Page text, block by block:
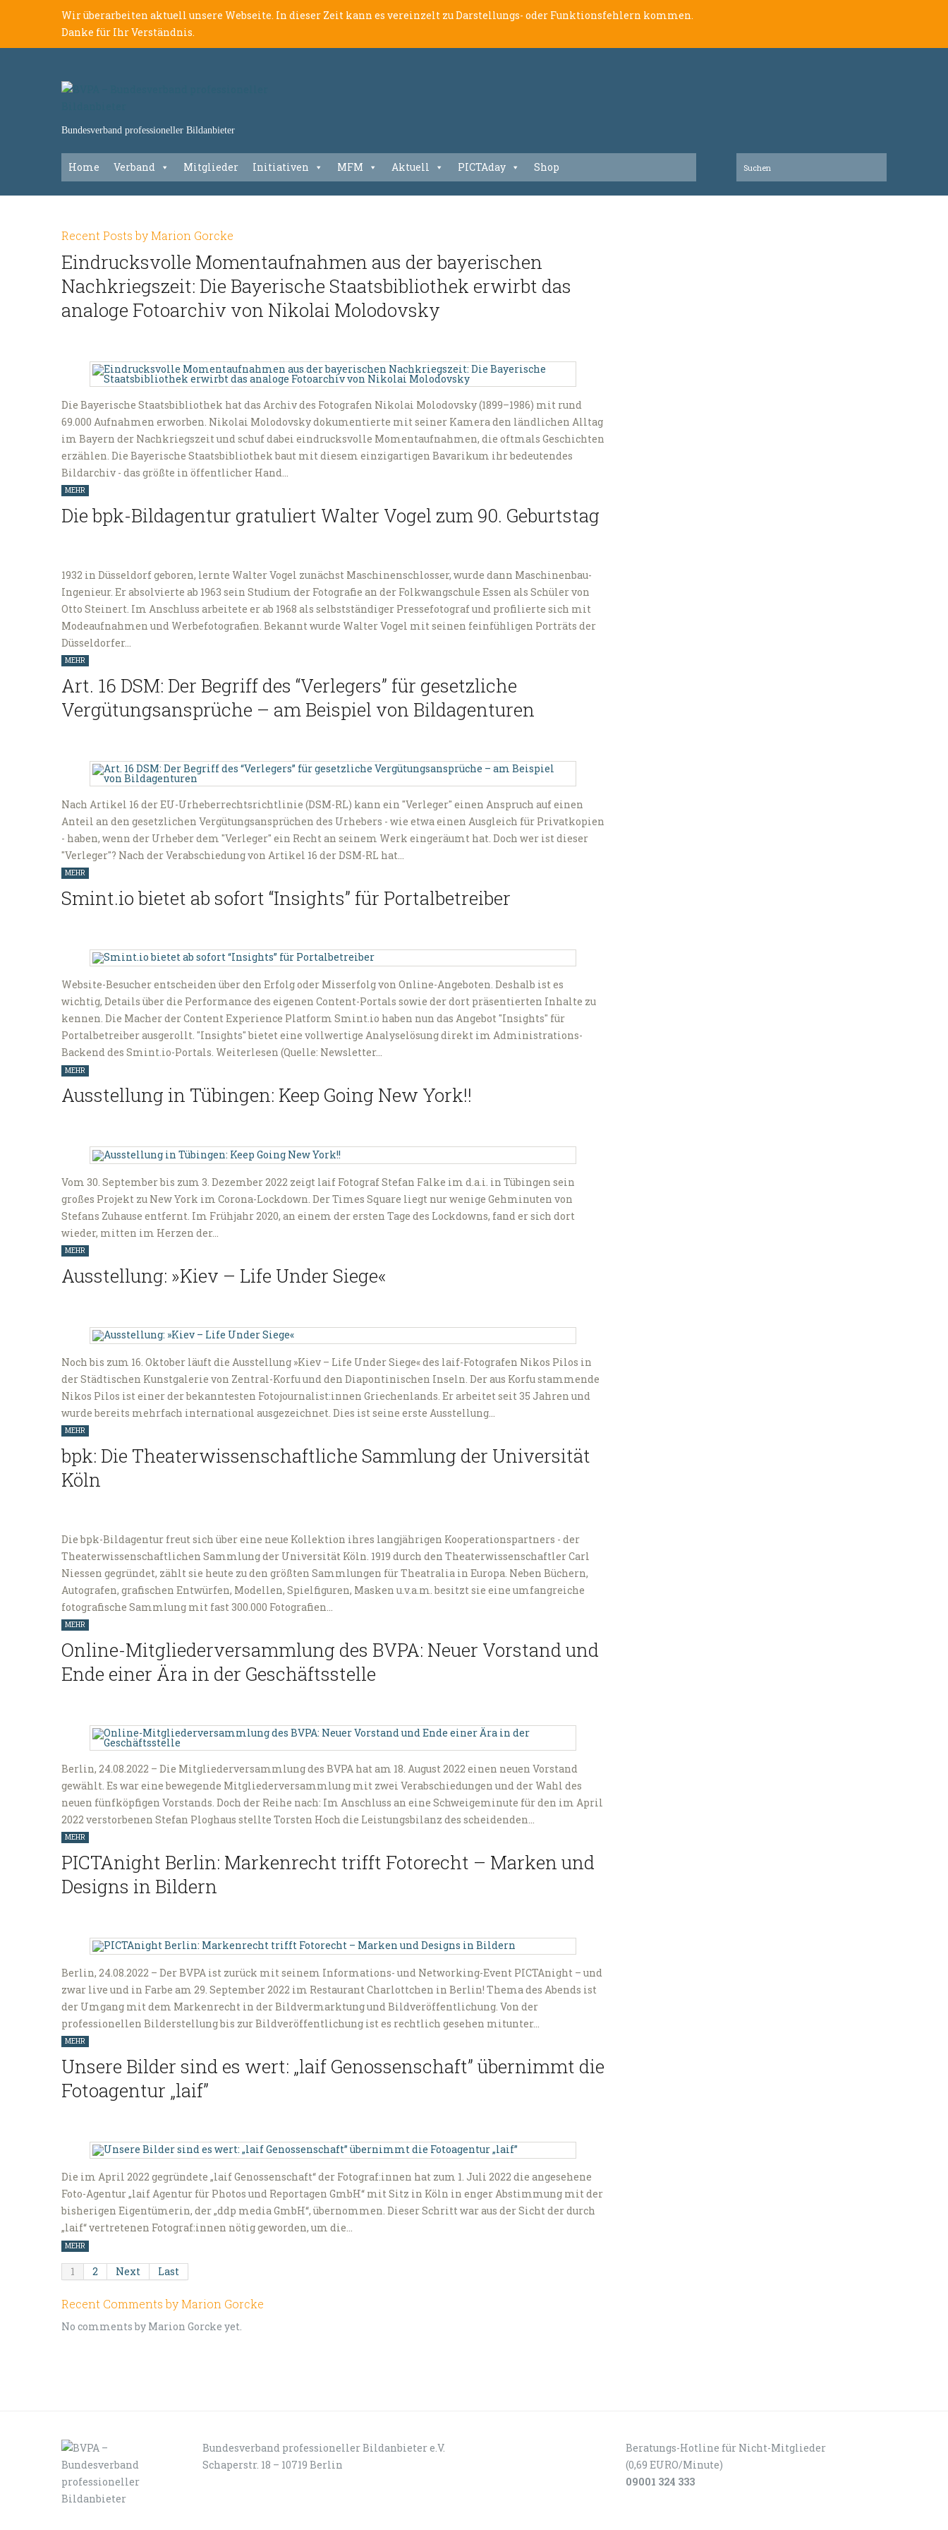
Wir überarbeiten aktuell unsere Webseite. In dieser Zeit kann es vereinzelt zu Darstellungs- oder Funktionsfehlern kommen.
Danke für Ihr Verständnis.
Bundesverband professioneller Bildanbieter
Home Verband Mitglieder Initiativen MFM Aktuell PICTAday Shop
Recent Posts by Marion Gorcke
Eindrucksvolle Momentaufnahmen aus der bayerischen
Nachkriegszeit: Die Bayerische Staatsbibliothek erwirbt das
analoge Fotoarchiv von Nikolai Molodovsky
Die Bayerische Staatsbibliothek hat das Archiv des Fotografen Nikolai Molodovsky (1899–1986) mit rund
69.000 Aufnahmen erworben. Nikolai Molodovsky dokumentierte mit seiner Kamera den ländlichen Alltag
im Bayern der Nachkriegszeit und schuf dabei eindrucksvolle Momentaufnahmen, die oftmals Geschichten
erzählen. Die Bayerische Staatsbibliothek baut mit diesem einzigartigen Bavarikum ihr bedeutendes
Bildarchiv - das größte in öffentlicher Hand…
MEHR
Die bpk-Bildagentur gratuliert Walter Vogel zum 90. Geburtstag
1932 in Düsseldorf geboren, lernte Walter Vogel zunächst Maschinenschlosser, wurde dann Maschinenbau-
Ingenieur. Er absolvierte ab 1963 sein Studium der Fotografie an der Folkwangschule Essen als Schüler von
Otto Steinert. Im Anschluss arbeitete er ab 1968 als selbstständiger Pressefotograf und profilierte sich mit
Modeaufnahmen und Werbefotografien. Bekannt wurde Walter Vogel mit seinen feinfühligen Porträts der
Düsseldorfer…
MEHR
Art. 16 DSM: Der Begriff des “Verlegers” für gesetzliche
Vergütungsansprüche – am Beispiel von Bildagenturen
Nach Artikel 16 der EU-Urheberrechtsrichtlinie (DSM-RL) kann ein "Verleger" einen Anspruch auf einen
Anteil an den gesetzlichen Vergütungsansprüchen des Urhebers - wie etwa einen Ausgleich für Privatkopien
- haben, wenn der Urheber dem "Verleger" ein Recht an seinem Werk eingeräumt hat. Doch wer ist dieser
"Verleger"? Nach der Verabschiedung von Artikel 16 der DSM-RL hat…
MEHR
Smint.io bietet ab sofort “Insights” für Portalbetreiber
Website-Besucher entscheiden über den Erfolg oder Misserfolg von Online-Angeboten. Deshalb ist es
wichtig, Details über die Performance des eigenen Content-Portals sowie der dort präsentierten Inhalte zu
kennen. Die Macher der Content Experience Platform Smint.io haben nun das Angebot "Insights" für
Portalbetreiber ausgerollt. "Insights" bietet eine vollwertige Analyselösung direkt im Administrations-
Backend des Smint.io-Portals. Weiterlesen (Quelle: Newsletter…
MEHR
Ausstellung in Tübingen: Keep Going New York!!
Vom 30. September bis zum 3. Dezember 2022 zeigt laif Fotograf Stefan Falke im d.a.i. in Tübingen sein
großes Projekt zu New York im Corona-Lockdown. Der Times Square liegt nur wenige Gehminuten von
Stefans Zuhause entfernt. Im Frühjahr 2020, an einem der ersten Tage des Lockdowns, fand er sich dort
wieder, mitten im Herzen der…
MEHR
Ausstellung: »Kiev – Life Under Siege«
Noch bis zum 16. Oktober läuft die Ausstellung »Kiev – Life Under Siege« des laif-Fotografen Nikos Pilos in
der Städtischen Kunstgalerie von Zentral-Korfu und den Diapontinischen Inseln. Der aus Korfu stammende
Nikos Pilos ist einer der bekanntesten Fotojournalist:innen Griechenlands. Er arbeitet seit 35 Jahren und
wurde bereits mehrfach international ausgezeichnet. Dies ist seine erste Ausstellung…
MEHR
bpk: Die Theaterwissenschaftliche Sammlung der Universität
Köln
Die bpk-Bildagentur freut sich über eine neue Kollektion ihres langjährigen Kooperationspartners - der
Theaterwissenschaftlichen Sammlung der Universität Köln. 1919 durch den Theaterwissenschaftler Carl
Niessen gegründet, zählt sie heute zu den größten Sammlungen für Theatralia in Europa. Neben Büchern,
Autografen, grafischen Entwürfen, Modellen, Spielfiguren, Masken u.v.a.m. besitzt sie eine umfangreiche
fotografische Sammlung mit fast 300.000 Fotografien…
MEHR
Online-Mitgliederversammlung des BVPA: Neuer Vorstand und
Ende einer Ära in der Geschäftsstelle
Berlin, 24.08.2022 – Die Mitgliederversammlung des BVPA hat am 18. August 2022 einen neuen Vorstand
gewählt. Es war eine bewegende Mitgliederversammlung mit zwei Verabschiedungen und der Wahl des
neuen fünfköpfigen Vorstands. Doch der Reihe nach: Im Anschluss an eine Schweigeminute für den im April
2022 verstorbenen Stefan Ploghaus stellte Torsten Hoch die Leistungsbilanz des scheidenden…
MEHR
PICTAnight Berlin: Markenrecht trifft Fotorecht – Marken und
Designs in Bildern
Berlin, 24.08.2022 – Der BVPA ist zurück mit seinem Informations- und Networking-Event PICTAnight – und
zwar live und in Farbe am 29. September 2022 im Restaurant Charlottchen in Berlin! Thema des Abends ist
der Umgang mit dem Markenrecht in der Bildvermarktung und Bildveröffentlichung. Von der
professionellen Bilderstellung bis zur Bildveröffentlichung ist es rechtlich gesehen mitunter…
MEHR
Unsere Bilder sind es wert: „laif Genossenschaft” übernimmt die
Fotoagentur „laif”
Die im April 2022 gegründete „laif Genossenschaft“ der Fotograf:innen hat zum 1. Juli 2022 die angesehene
Foto-Agentur „laif Agentur für Photos und Reportagen GmbH“ mit Sitz in Köln in enger Abstimmung mit der
bisherigen Eigentümerin, der „ddp media GmbH“, übernommen. Dieser Schritt war aus der Sicht der durch
„laif“ vertretenen Fotograf:innen nötig geworden, um die…
MEHR
1 2 Next Last
Recent Comments by Marion Gorcke
No comments by Marion Gorcke yet.
Bundesverband professioneller Bildanbieter e.V.
Schaperstr. 18 – 10719 Berlin
Beratungs-Hotline für Nicht-Mitglieder
(0,69 EURO/Minute)
09001 324 333